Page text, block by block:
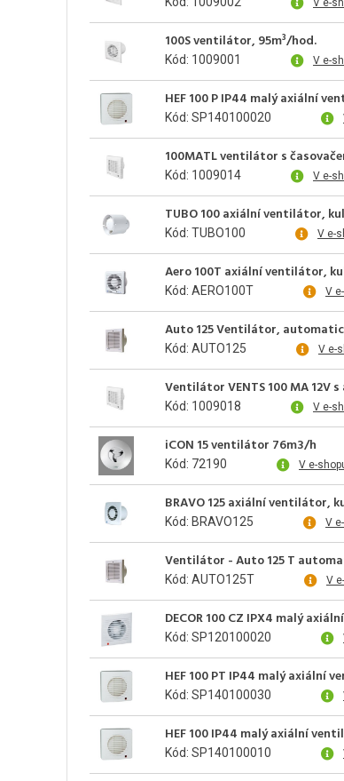
V e-
100S ventilátor, 95m³/hod.
Kód: 1009001 V e-
HEF 100 P IP44 malý axiální
Kód: SP140100020
100MATL ventilátor s
Kód: 1009014 V e-
TUBO 100 axiální ventilátor,
Kód: TUBO100 V e-
Aero 100T axiální ventilátor,
Kód: AERO100T V
Auto 125 Ventilátor,
Kód: AUTO125 V e-
Ventilátor VENTS 100 MA 12V
Kód: 1009018 V e-
iCON 15 ventilátor 76m3/h
Kód: 72190 V e-
BRAVO 125 axiální ventilátor,
Kód: BRAVO125 V
Ventilátor - Auto 125 T
Kód: AUTO125T V
DECOR 100 CZ IPX4 malý
Kód: SP120100020
HEF 100 PT IP44 malý axiální
Kód: SP140100030
HEF 100 IP44 malý axiální
Kód: SP140100010